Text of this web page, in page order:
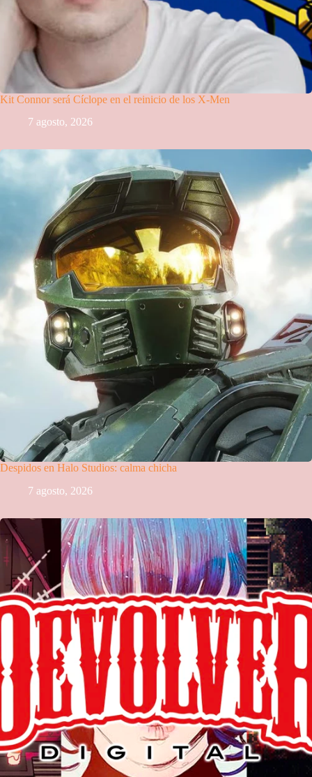
Kit Connor será Cíclope en el reinicio de los X-Men
7 agosto, 2026
Despidos en Halo Studios: calma chicha
7 agosto, 2026